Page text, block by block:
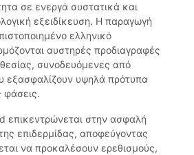
σε ενεργά συστατικά και
εξειδίκευση. Η παραγωγή
ελληνικό
αυστηρές προδιαγραφές
συνοδευόμενες από
εξασφαλίζουν υψηλά πρότυπα
φάσεις.
επικεντρώνεται στην ασφαλή
επιδερμίδας, αποφεύγοντας
να προκαλέσουν ερεθισμούς,